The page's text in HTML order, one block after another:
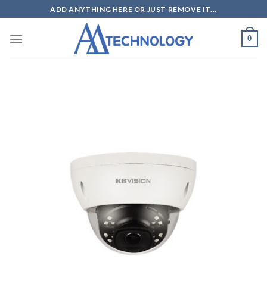
to
content
ADD ANYTHING HERE OR JUST REMOVE IT...
0